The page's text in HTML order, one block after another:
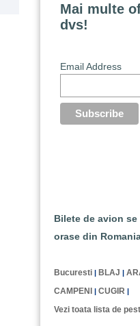
Mai multe
dvs!
Email Address
Bilete de avion
orase din
Bucuresti | BLAJ |
CAMPENI |CUGIR |
Vezi toata lista de